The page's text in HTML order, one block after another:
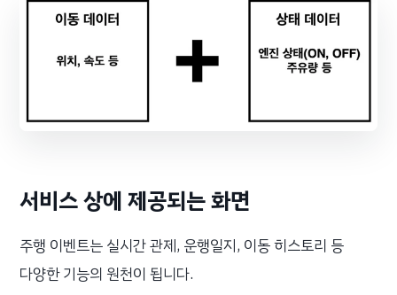
서비스 상에 제공되는 화면
주행 이벤트는 실시간 관제, 운행일지, 이동 히스토리 등
다양한 기능의 원천이 됩니다.